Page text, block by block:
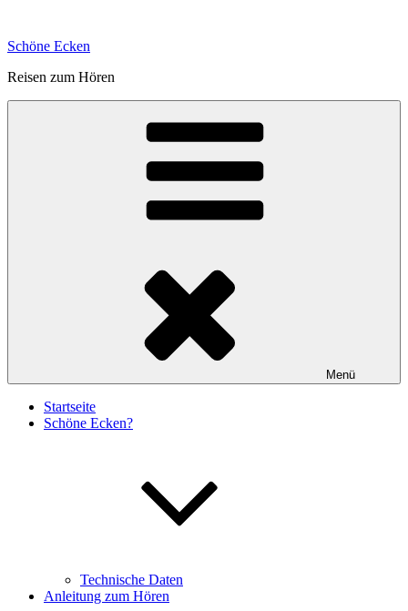
springen
Schöne Ecken
Reisen zum Hören
Menü
Startseite
Schöne Ecken?
Technische Daten
Anleitung zum Hören